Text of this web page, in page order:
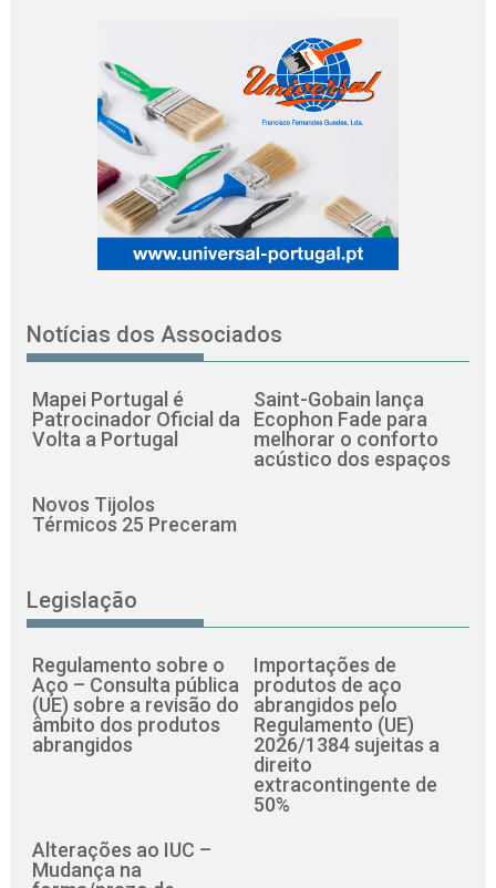
Notícias dos Associados
Mapei Portugal é
Patrocinador Oficial da
Volta a Portugal
Saint-Gobain lança
Ecophon Fade para
melhorar o conforto
acústico dos espaços
Novos Tijolos
Térmicos 25 Preceram
Legislação
Regulamento sobre o
Aço – Consulta pública
(UE) sobre a revisão do
âmbito dos produtos
abrangidos
Importações de
produtos de aço
abrangidos pelo
Regulamento (UE)
2026/1384 sujeitas a
direito
extracontingente de
50%
Alterações ao IUC –
Mudança na